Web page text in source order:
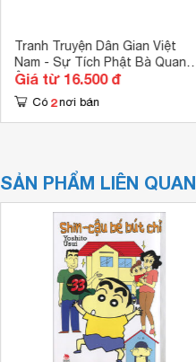
Tranh Truyện Dân Gian Việt
Nam - Sự Tích Phật Bà Quan
Âm
Giá từ 16.500 đ
Có 2 nơi bán
SẢN PHẨM LIÊN QUAN